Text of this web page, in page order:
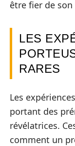
être fier de
LES
RARES
Les
portant des
révélatrices.
comment un